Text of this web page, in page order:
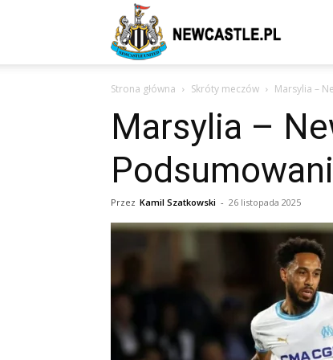
United
–
mecze,
Strona główna Skróty meczów Marsylia –
Marsylia –
Przez Kamil Szatkowski - 26 listopada 2025